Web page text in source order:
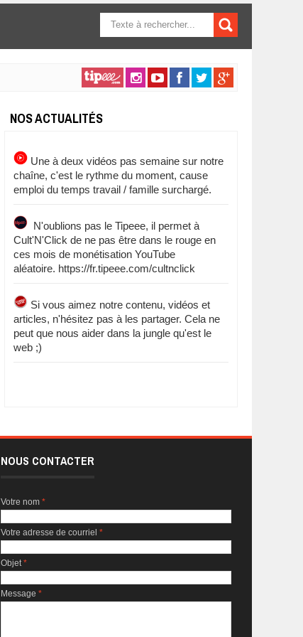
FORMULAIRE DE
RECHERCHE
NOS ACTUALITÉS
Une à deux vidéos pas semaine sur notre
chaîne, c'est le rythme du moment, cause
emploi du temps travail / famille surchargé.
N'oublions pas le Tipeee, il permet à
Cult'N'Click de ne pas être dans le rouge en
ces mois de monétisation YouTube
aléatoire. https://fr.tipeee.com/cultnclick
Si vous aimez notre contenu, vidéos et
articles, n'hésitez pas à les partager. Cela ne
peut que nous aider dans la jungle qu'est le
web ;)
NOUS CONTACTER
Votre nom*
Votre adresse de courriel*
Objet*
Message*